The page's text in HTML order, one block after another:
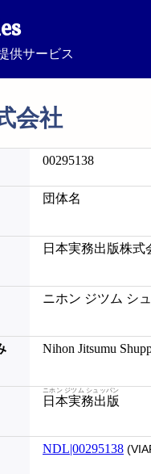
供サービス
会社
00295138
団体名
日本実務出版株式
ニホン ジツム シ
Nihon Jitsumu
日本実務出版
ニホン ジツム シュッパン
NDL|00295138